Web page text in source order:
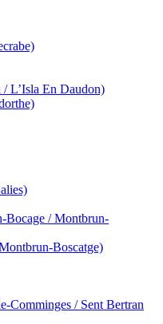
L’Isla En Daudon)
Bocage / Montbrun-
Boscatge)
Comminges / Sent Bertran